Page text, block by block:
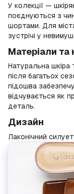
У колекції —
поєднуються з
шортами. Для
зустрічі у
Матеріали та
Натуральна шкіра
після багатьох
підошва
відчувається як
деталь.
Дизайн
Лаконічний
не привертає
правильно.
Купити
В інтернет-